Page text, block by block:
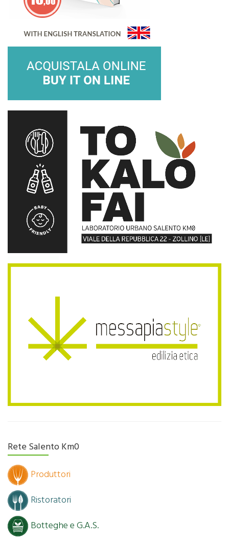
Rete Salento Km0
Produttori
Ristoratori
Botteghe e G.A.S.